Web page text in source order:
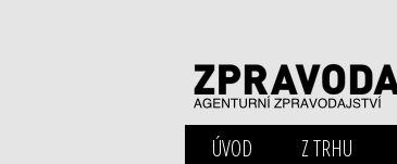
ÚVOD Z TRHU